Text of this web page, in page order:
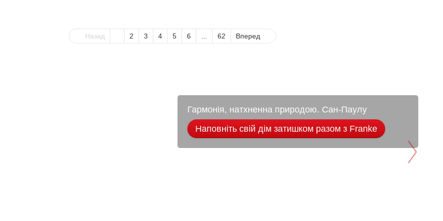
Назад 2 3 4 5 6 62 Вперед
Гармонія, натхненна природою. Сан-Паулу
Наповніть свій дім затишком разом з Franke